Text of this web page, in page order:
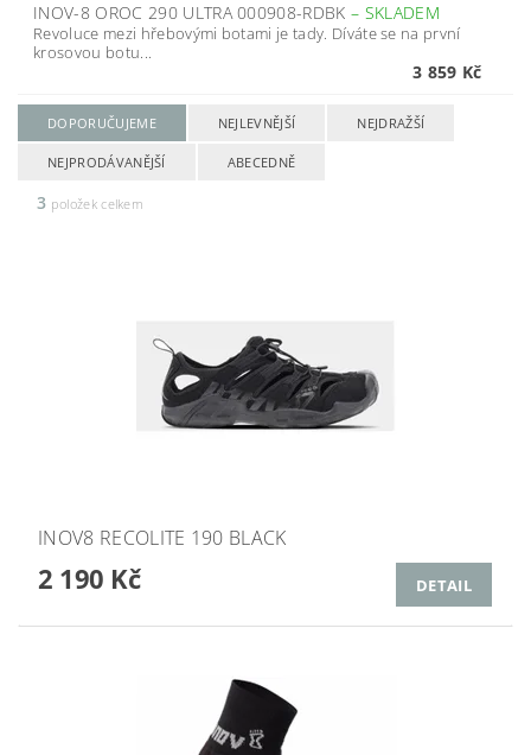
INOV-8 OROC 290 ULTRA 000908-RDBK– SKLADEM
Revoluce mezi hřebovými botami je tady. Díváte se na první
krosovou botu...
3 859 Kč
DOPORUČUJEME NEJLEVNĚJŠÍ NEJDRAŽŠÍ
NEJPRODÁVANĚJŠÍ ABECEDNĚ
3 položek celkem
INOV8 RECOLITE 190 BLACK
2 190 Kč DETAIL